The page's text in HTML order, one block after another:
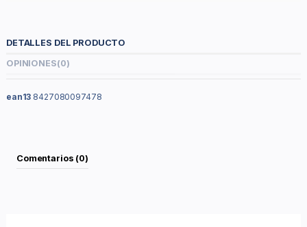
DETALLES DEL PRODUCTO
OPINIONES(0)
ean13 8427080097478
Comentarios (0)